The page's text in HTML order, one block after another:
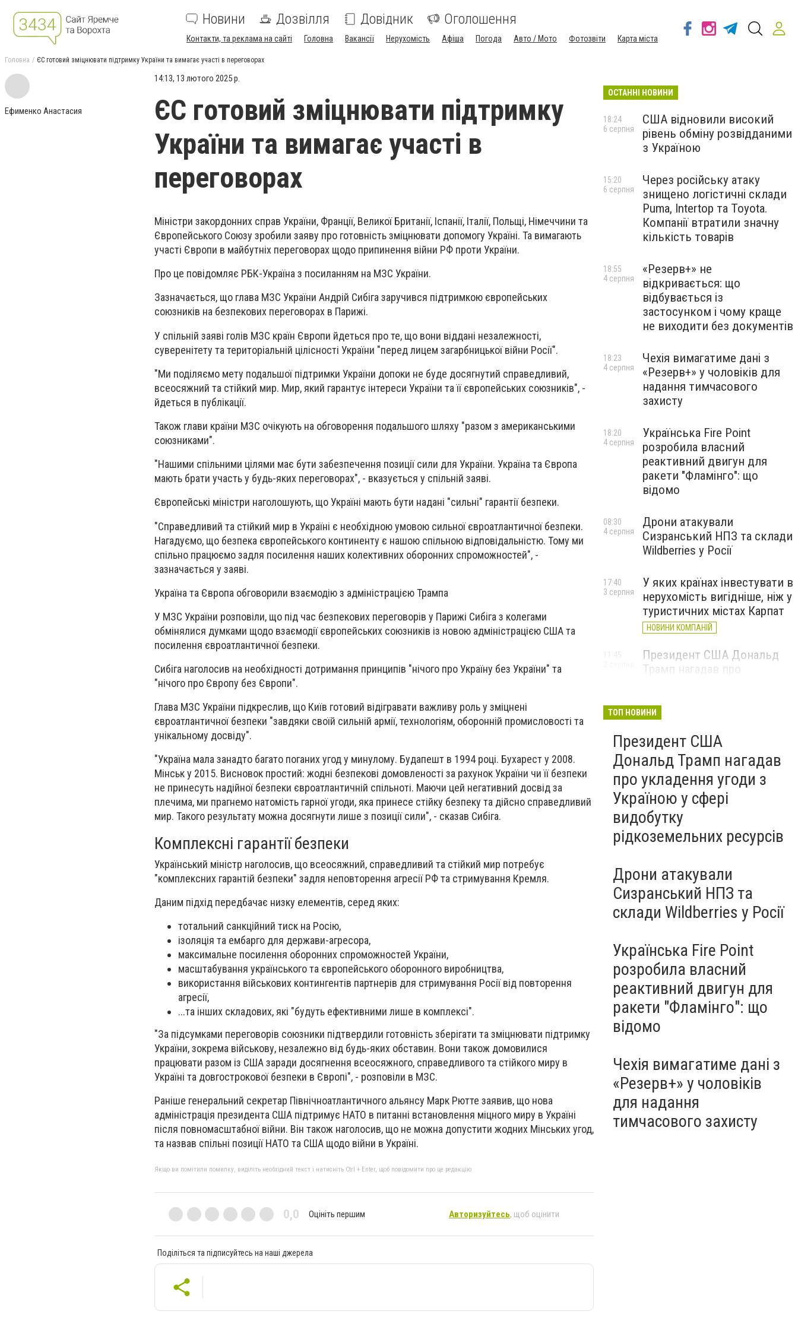
Новини Дозвілля Довідник Оголошення
Контакти, та реклама на сайті Головна Вакансії Нерухомість Афіша Погода Авто / Мото Фотозвіти Карта міста
Головна ЄС готовий зміцнювати підтримку України та вимагає участі в переговорах
Ефименко Анастасия
14:13, 13 лютого 2025 р.
ЄС готовий зміцнювати підтримку
України та вимагає участі в
переговорах
Міністри закордонних справ України, Франції, Великої Британії, Іспанії, Італії, Польщі, Німеччини та
Європейського Союзу зробили заяву про готовність зміцнювати допомогу Україні. Та вимагають
участі Європи в майбутніх переговорах щодо припинення війни РФ проти України.
Про це повідомляє РБК-Україна з посиланням на МЗС України.
Зазначається, що глава МЗС України Андрій Сибіга заручився підтримкою європейських
союзників на безпекових переговорах в Парижі.
У спільній заяві голів МЗС країн Європи йдеться про те, що вони віддані незалежності,
суверенітету та територіальній цілісності України "перед лицем загарбницької війни Росії".
"Ми поділяємо мету подальшої підтримки України допоки не буде досягнутий справедливий,
всеосяжний та стійкий мир. Мир, який гарантує інтереси України та її європейських союзників", -
йдеться в публікації.
Також глави країни МЗС очікують на обговорення подальшого шляху "разом з американськими
союзниками".
"Нашими спільними цілями має бути забезпечення позиції сили для України. Україна та Європа
мають брати участь у будь-яких переговорах", - вказується у спільній заяві.
Європейські міністри наголошують, що Україні мають бути надані "сильні" гарантії безпеки.
"Справедливий та стійкий мир в Україні є необхідною умовою сильної євроатлантичної безпеки.
Нагадуємо, що безпека європейського континенту є нашою спільною відповідальністю. Тому ми
спільно працюємо задля посилення наших колективних оборонних спроможностей", -
зазначається у заяві.
Україна та Європа обговорили взаємодію з адміністрацією Трампа
У МЗС України розповіли, що під час безпекових переговорів у Парижі Сибіга з колегами
обмінялися думками щодо взаємодії європейських союзників із новою адміністрацією США та
посилення євроатлантичної безпеки.
Сибіга наголосив на необхідності дотримання принципів "нічого про Україну без України" та
"нічого про Європу без Європи".
Глава МЗС України підкреслив, що Київ готовий відігравати важливу роль у зміцнені
євроатлантичної безпеки "завдяки своїй сильній армії, технологіям, оборонній промисловості та
унікальному досвіду".
"Україна мала занадто багато поганих угод у минулому. Будапешт в 1994 році. Бухарест у 2008.
Мінськ у 2015. Висновок простий: жодні безпекові домовленості за рахунок України чи її безпеки
не принесуть надійної безпеки євроатлантичній спільноті. Маючи цей негативний досвід за
плечима, ми прагнемо натомість гарної угоди, яка принесе стійку безпеку та дійсно справедливий
мир. Такого результату можна досягнути лише з позиції сили", - сказав Сибіга.
Комплексні гарантії безпеки
Український міністр наголосив, що всеосяжний, справедливий та стійкий мир потребує
"комплексних гарантій безпеки" задля неповторення агресії РФ та стримування Кремля.
Даним підхід передбачає низку елементів, серед яких:
тотальний санкційний тиск на Росію,
ізоляція та ембарго для держави-агресора,
максимальне посилення оборонних спроможностей України,
масштабування українського та європейського оборонного виробництва,
використання військових контингентів партнерів для стримування Росії від повторення
агресії,
...та інших складових, які "будуть ефективними лише в комплексі".
"За підсумками переговорів союзники підтвердили готовність зберігати та зміцнювати підтримку
України, зокрема військову, незалежно від будь-яких обставин. Вони також домовилися
працювати разом із США заради досягнення всеосяжного, справедливого та стійкого миру в
Україні та довгострокової безпеки в Європі", - розповіли в МЗС.
Раніше генеральний секретар Північноатлантичного альянсу Марк Рютте заявив, що нова
адміністрація президента США підтримує НАТО в питанні встановлення міцного миру в Україні
після повномасштабної війни. Він також наголосив, що не можна допустити жодних Мінських угод,
та назвав спільні позиції НАТО та США щодо війни в Україні.
Якщо ви помітили помилку, виділіть необхідний текст і натисніть Ctrl + Enter, щоб повідомити про це редакцію
0,0 Оцініть першим Авторизуйтесь, щоб оцінити
Поділіться та підписуйтесь на наші джерела
ОСТАННІ НОВИНИ
США відновили високий
рівень обміну розвідданими
з Україною
18:24
6 серпня
Через російську атаку
знищено логістичні склади
Puma, Intertop та Toyota.
Компанії втратили значну
кількість товарів
15:20
6 серпня
«Резерв+» не
відкривається: що
відбувається із
застосунком і чому краще
не виходити без документів
18:55
4 серпня
Чехія вимагатиме дані з
«Резерв+» у чоловіків для
надання тимчасового
захисту
18:23
4 серпня
Українська Fire Point
розробила власний
реактивний двигун для
ракети "Фламінго": що
відомо
18:20
4 серпня
Дрони атакували
Сизранський НПЗ та склади
Wildberries у Росії
08:30
4 серпня
У яких країнах інвестувати в
нерухомість вигідніше, ніж у
туристичних містах Карпат
НОВИНИ КОМПАНІЙ
17:40
3 серпня
Президент США Дональд
Трамп нагадав про
рідкоземельних ресурсів
11:45
ТОП НОВИНИ
Президент США
Дональд Трамп нагадав
про укладення угоди з
Україною у сфері
видобутку
рідкоземельних ресурсів
Дрони атакували
Сизранський НПЗ та
склади Wildberries у Росії
Українська Fire Point
розробила власний
реактивний двигун для
ракети "Фламінго": що
відомо
Чехія вимагатиме дані з
«Резерв+» у чоловіків
для надання
тимчасового захисту